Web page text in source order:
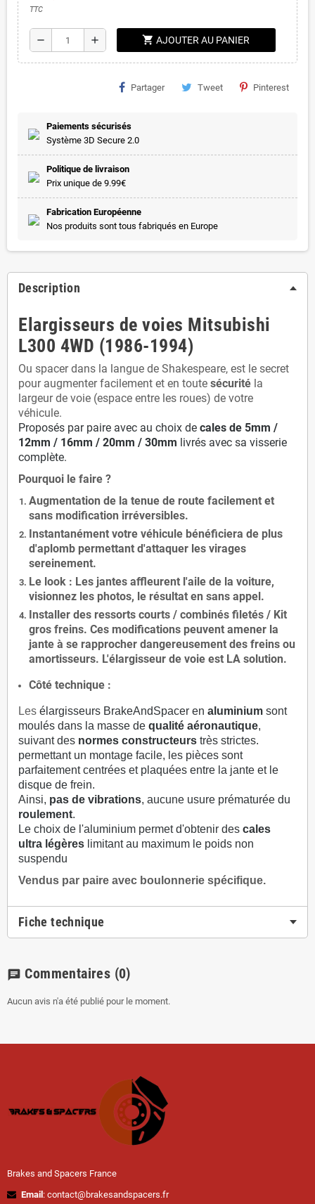
TTC
remove add shopping_cart AJOUTER AU PANIER
Partager Tweet Pinterest
Paiements sécurisés
Système 3D Secure 2.0
Politique de livraison
Prix unique de 9.99€
Fabrication Européenne
Nos produits sont tous fabriqués en Europe
Description
Elargisseurs de voies Mitsubishi
L300 4WD (1986-1994)
Ou spacer dans la langue de Shakespeare, est le secret
pour augmenter facilement et en toute sécurité la
largeur de voie (espace entre les roues) de votre
véhicule.
Proposés par paire avec au choix de cales de 5mm /
12mm / 16mm / 20mm / 30mm livrés avec sa visserie
complète.
Pourquoi le faire ?
Augmentation de la tenue de route facilement et
sans modification irréversibles.
Instantanément votre véhicule bénéficiera de plus
d'aplomb permettant d'attaquer les virages
sereinement.
Le look : Les jantes affleurent l'aile de la voiture,
visionnez les photos, le résultat en sans appel.
Installer des ressorts courts / combinés filetés / Kit
gros freins. Ces modifications peuvent amener la
jante à se rapprocher dangereusement des freins ou
amortisseurs. L'élargisseur de voie est LA solution.
Côté technique :
Les élargisseurs BrakeAndSpacer en aluminium sont
moulés dans la masse de qualité aéronautique,
suivant des normes constructeurs très strictes.
permettant un montage facile, les pièces sont
parfaitement centrées et plaquées entre la jante et le
disque de frein.
Ainsi, pas de vibrations, aucune usure prématurée du
roulement.
Le choix de l'aluminium permet d'obtenir des cales
ultra légères limitant au maximum le poids non
suspendu
Vendus par paire avec boulonnerie spécifique.
Fiche technique
chat Commentaires (0)
Aucun avis n'a été publié pour le moment.
Brakes and Spacers France
Email : contact@brakesandspacers.fr